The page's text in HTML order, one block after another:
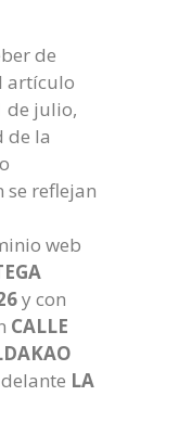
de
artículo
de julio,
de la
se reflejan
web
y con
CALLE
LA